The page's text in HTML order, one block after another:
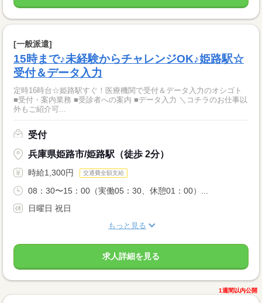
[一般派遣]
15時まで♪未経験からチャレンジOK♪姫路駅☆
受付＆データ入力
定時16時台☆姫路駅すぐ！医療機関で受付＆データ入力のオシゴト
■受付・案内業務 ■受診者への案内 ■データ入力 ＼コチラのお仕事以
外もご紹介可...
受付
兵庫県姫路市/姫路駅（徒歩 2分）
時給1,300円 交通費全額支給
08：30〜15：00（実働05：30、休憩01：00）...
日曜日 祝日
もっと見る
求人詳細を見る
1週間以内公開